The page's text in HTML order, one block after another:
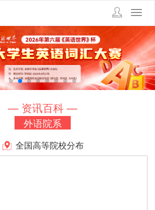
— 资讯百科 —
外语院系
全国高等院校分布